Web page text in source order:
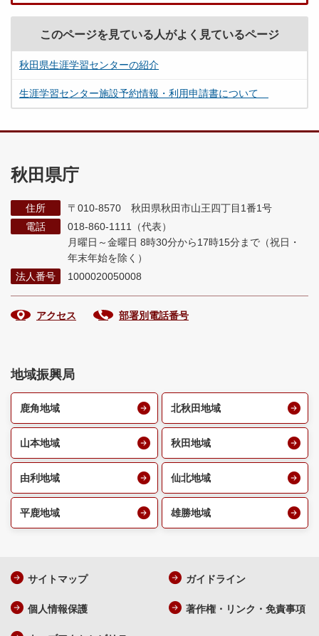
このページを見ている人がよく見ているページ
秋田県生涯学習センターの紹介
生涯学習センター施設予約情報・利用申請書について
秋田県庁
住所
〒010-8570 秋田県秋田市山王四丁目1番1号
電話
018-860-1111（代表）
月曜日～金曜日 8時30分から17時15分まで （祝日・
年末年始を除く）
法人番号
1000020050008
アクセス 部署別電話番号
地域振興局
鹿角地域 北秋田地域
山本地域 秋田地域
由利地域 仙北地域
平鹿地域 雄勝地域
サイトマップ ガイドライン
個人情報保護 著作権・リンク・免責事項